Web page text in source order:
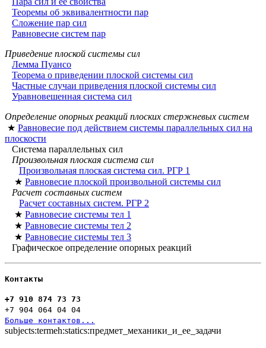
Теоремы об эквивалентности пар
Сложение пар сил
Равновесие систем пар
Приведение плоской системы сил
Лемма Пуансо
Теорема о приведении плоской системы сил
Частные случаи приведения плоской системы сил
Уравновешенная система сил
Определение опорных реакций плоских стержневых систем
★ Равновесие под действием системы параллельных сил на
плоскости
Система параллельных сил
Произвольная плоская система сил
Произвольная плоская система сил. РГР 1
★ Равновесие плоской произвольной системы сил
Расчет составных систем
Расчет составных систем. РГР 2
★ Равновесие системы тел 1
★ Равновесие системы тел 2
★ Равновесие системы тел 3
Графическое определение опорных реакций
Контакты
+7 910 874 73 73
+7 904 064 04 04
Больше контактов...
subjects:termeh:statics:предмет_механики_и_ее_задачи